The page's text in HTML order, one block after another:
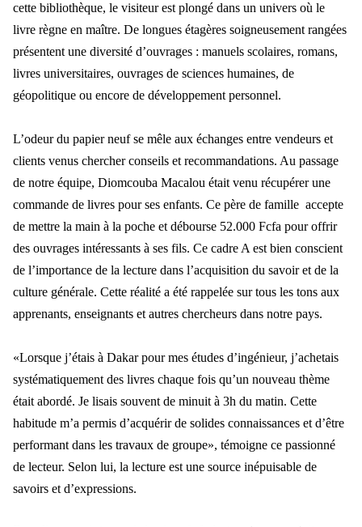
cette bibliothèque, le visiteur est plongé dans un univers où le
livre règne en maître. De longues étagères soigneusement rangées
présentent une diversité d’ouvrages : manuels scolaires, romans,
livres universitaires, ouvrages de sciences humaines, de
géopolitique ou encore de développement personnel.
L’odeur du papier neuf se mêle aux échanges entre vendeurs et
clients venus chercher conseils et recommandations. Au passage
de notre équipe, Diomcouba Macalou était venu récupérer une
commande de livres pour ses enfants. Ce père de famille accepte
de mettre la main à la poche et débourse 52.000 Fcfa pour offrir
des ouvrages intéressants à ses fils. Ce cadre A est bien conscient
de l’importance de la lecture dans l’acquisition du savoir et de la
culture générale. Cette réalité a été rappelée sur tous les tons aux
apprenants, enseignants et autres chercheurs dans notre pays.
«Lorsque j’étais à Dakar pour mes études d’ingénieur, j’achetais
systématiquement des livres chaque fois qu’un nouveau thème
était abordé. Je lisais souvent de minuit à 3h du matin. Cette
habitude m’a permis d’acquérir de solides connaissances et d’être
performant dans les travaux de groupe», témoigne ce passionné
de lecteur. Selon lui, la lecture est une source inépuisable de
savoirs et d’expressions.